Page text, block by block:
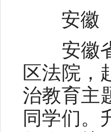
安徽
安徽省
区法院，
治教育主
同学们。